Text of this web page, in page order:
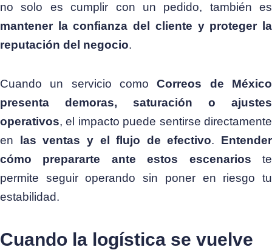
no solo es cumplir con un pedido, también es
mantener la confianza del cliente y proteger la
reputación del negocio.
Cuando un servicio comoCorreos de México
presenta demoras, saturación o ajustes
operativos, el impacto puede sentirse directamente
en
las ventas y el flujo de efectivo. Entender
cómo prepararte ante estos escenarios te
permite seguir operando sin poner en riesgo tu
estabilidad.
Cuando la logística se vuelve